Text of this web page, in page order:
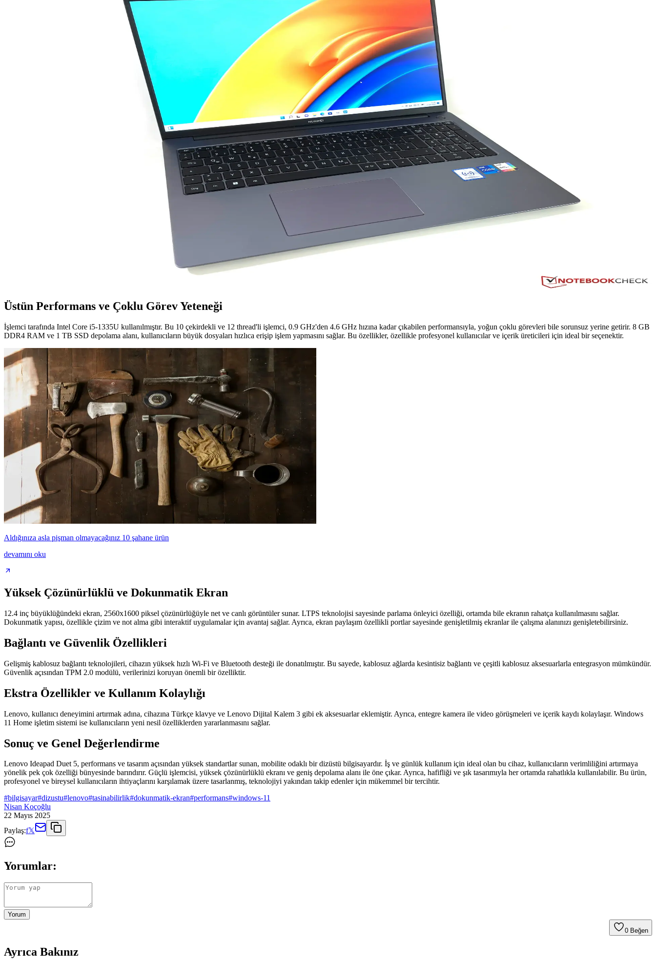
Ugreen CAT6 yassı Ethernet kablosu, yüksek hız, dayanıklılık ve pratik kullanım özellikleriyle dar alanlarda ideal çözüm sunar. Uzun ömürlü ve estetik tasarımıyla güvenilir bağlantı sağlar.
Bilgisayar Bileşenleri ve Performansını Belirleyen Temel Unsurlar Hakkında Kapsamlı Bilgi
Bilgisayarın temel bileşenleri, performansı belirler. İşlemci, RAM, anakart ve depolama gibi parçaların uyumu, güçlü ve verimli sistemler oluşturmanın anahtarıdır.
Mercusys MS108 8 Portlu Yönetilemeyen Ethernet Anahtarı Analizi ve Değerlendirmesi
Mercusys MS108, 8 portlu, yönetilemeyen Ethernet anahtarıdır. Basit kullanımı ve uygun fiyatıyla küçük ofis ve ev ağları için ideal, ancak hız ve işlevsellik açısından bazı sınırlamalar içerir.
Fare Bilgisayarı: Elektronik Dünyasında Gelişen ve Gelişmiş Kullanım Alanlarıyla Önemli Bir Giriş Aracı
Fare bilgisayarı, elektronik dünyasında temel giriş cihazıdır. Teknolojideki gelişmelerle ergonomik ve hassas modeller, kullanıcıların ihtiyaçlarına uygun seçenekler sunar.
Addison ANC-40D ve Rampage AD-RC8 Showy Dizüstü Bilgisayar Soğutucu Karşılaştırması
Addison ANC-40D ve Rampage AD-RC8 Showy soğutucularını detaylı karşılaştırıyoruz. Performans, tasarım, gürültü ve kullanıcı yorumlarıyla her iki ürünün avantajlarını ve dezavantajlarını keşfedin.
Apple 13 Serisi: Yüksek Performans ve Şık Tasarım ile Teknolojide Yeni Dönem
Apple 13 serisi, yeni nesil işlemciler ve inovatif özelliklerle donatılmış, yüksek performanslı ve şık dizüstü bilgisayarlar sunar, kullanıcıların ihtiyaçlarına uygun çeşitli modeller içerir.
32 GB DDR5 RAM ile Yüksek Performans ve Geleceğin Teknolojisi
Yüksek kapasiteli DDR5 RAM, hız ve enerji verimliliği sağlayarak modern bilgisayarların performansını artırır. 32 GB modüller, profesyonel ve oyun ihtiyaçlarına uygun çözümler sunar.
Huawei MateBook D 16: Güçlü ve Şık Tasarıma Sahip Çok Yönlü Dizüstü Bilgisayar
Huawei MateBook D 16, güçlü işlemci, şık tasarım ve uzun pil ömrü ile hem iş hem eğlence için ideal çok yönlü dizüstü bilgisayar.
Üstün Performans ve Çoklu Görev Yeteneği
İşlemci tarafında Intel Core i5-1335U kullanılmıştır. Bu 10 çekirdekli ve 12 thread'li işlemci, 0.9 GHz'den 4.6 GHz hızına kadar çıkabilen performansıyla, yoğun çoklu görevleri bile sorunsuz yerine getirir. 8 GB
DDR4 RAM ve 1 TB SSD depolama alanı, kullanıcıların büyük dosyaları hızlıca erişip işlem yapmasını sağlar. Bu özellikler, özellikle profesyonel kullanıcılar ve içerik üreticileri için ideal bir seçenektir.
Aldığınıza asla pişman olmayacağınız 10 şahane ürün
devamını oku
Yüksek Çözünürlüklü ve Dokunmatik Ekran
12.4 inç büyüklüğündeki ekran, 2560x1600 piksel çözünürlüğüyle net ve canlı görüntüler sunar. LTPS teknolojisi sayesinde parlama önleyici özelliği, ortamda bile ekranın rahatça kullanılmasını sağlar.
Dokunmatik yapısı, özellikle çizim ve not alma gibi interaktif uygulamalar için avantaj sağlar. Ayrıca, ekran paylaşım özellikli portlar sayesinde genişletilmiş ekranlar ile çalışma alanınızı genişletebilirsiniz.
Bağlantı ve Güvenlik Özellikleri
Gelişmiş kablosuz bağlantı teknolojileri, cihazın yüksek hızlı Wi-Fi ve Bluetooth desteği ile donatılmıştır. Bu sayede, kablosuz ağlarda kesintisiz bağlantı ve çeşitli kablosuz aksesuarlarla entegrasyon mümkündür.
Güvenlik açısından TPM 2.0 modülü, verilerinizi koruyan önemli bir özelliktir.
Ekstra Özellikler ve Kullanım Kolaylığı
Lenovo, kullanıcı deneyimini artırmak adına, cihazına Türkçe klavye ve Lenovo Dijital Kalem 3 gibi ek aksesuarlar eklemiştir. Ayrıca, entegre kamera ile video görüşmeleri ve içerik kaydı kolaylaşır. Windows
11 Home işletim sistemi ise kullanıcıların yeni nesil özelliklerden yararlanmasını sağlar.
Sonuç ve Genel Değerlendirme
Lenovo Ideapad Duet 5, performans ve tasarım açısından yüksek standartlar sunan, mobilite odaklı bir dizüstü bilgisayardır. İş ve günlük kullanım için ideal olan bu cihaz, kullanıcıların verimliliğini artırmaya
yönelik pek çok özelliği bünyesinde barındırır. Güçlü işlemcisi, yüksek çözünürlüklü ekranı ve geniş depolama alanı ile öne çıkar. Ayrıca, hafifliği ve şık tasarımıyla her ortamda rahatlıkla kullanılabilir. Bu ürün,
profesyonel ve bireysel kullanıcıların ihtiyaçlarını karşılamak üzere tasarlanmış, teknolojiyi yakından takip edenler için mükemmel bir tercihtir.
#bilgisayar#dizustu#lenovo#tasinabilirlik#dokunmatik-ekran#performans#windows-11
Nisan Koçoğlu
22 Mayıs 2025
Paylaş:f𝕏
Yorumlar:
Yorum
0 Beğen
Ayrıca Bakınız